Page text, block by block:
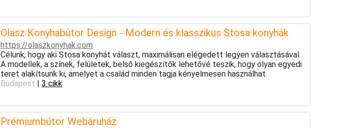
Olasz Konyhabútor Design - Modern és klasszikus Stosa konyhák
https://olaszkonyhak.com
Célunk, hogy aki Stosa konyhát választ, maximálisan elégedett legyen választásával.
A modellek, a színek, felületek, belső kiegészítők lehetővé teszik, hogy olyan egyedi
teret alakítsunk ki, amelyet a család minden tagja kényelmesen használhat.
Budapest | 3 cikk
Prémiumbútor Webáruház